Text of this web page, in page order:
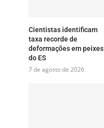
Cientistas identificam
taxa recorde de
deformações em peixes
do ES
7 de agosto de 2026